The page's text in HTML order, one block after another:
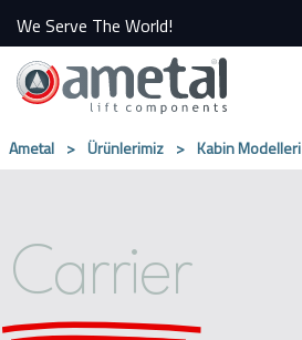
We Serve The World!
Ametal > Ürünlerimiz > Kabin Modelleri
Carrier